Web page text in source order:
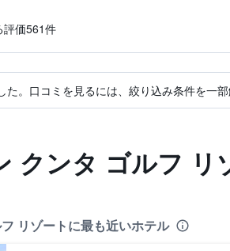
評価561​件
た。口コミを見るには、絞り込み条件を一
クンタ ゴルフ リ
リゾートに最も近いホテル